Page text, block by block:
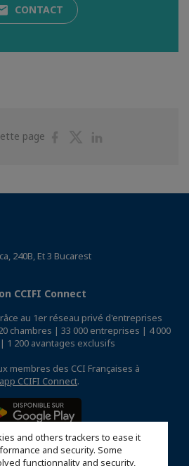
and others trackers to ease it
and security. Some
functionnality and security,
CONTACT
page
PartagerPartager
240B, Et 3 Bucarest
CCIFI Connect
au 1er réseau privé d'entreprises
chambres | 33 000 entreprises | 4 000
1 200 avantages exclusifs
membres des CCI Françaises à
CCIFI Connect.